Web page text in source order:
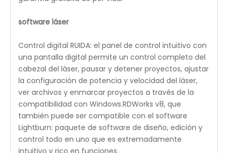
software láser
Control digital RUIDA: el panel de control intuitivo con
una pantalla digital permite un control completo del
cabezal del láser, pausar y detener proyectos, ajustar
la configuración de potencia y velocidad del láser,
ver archivos y enmarcar proyectos a través de la
compatibilidad con Windows.RDWorks v8, que
también puede ser compatible con el software
Lightburn: paquete de software de diseño, edición y
control todo en uno que es extremadamente
intuitivo y rico en funciones.